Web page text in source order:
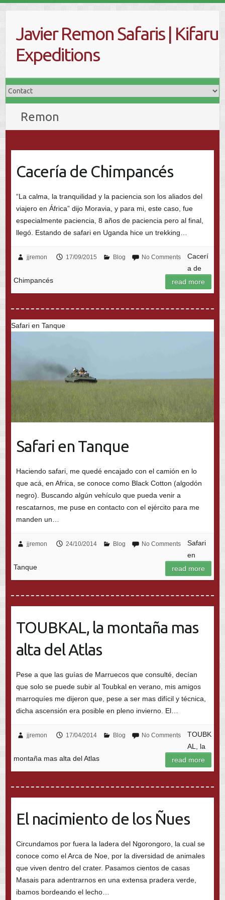
Javier Remon Safaris | Kifaru
Expeditions
Remon
Cacería de Chimpancés
“La calma, la tranquilidad y la paciencia son los aliados del
viajero en África” dijo Moravia, y para mi, este caso, fue
especialmente paciencia, 8 años de paciencia pero al final,
llegó. Estando de safari en Uganda hice un trekking…
jjremon 17/09/2015 Blog No Comments
Cacerí
a de
Chimpancés
read more
Safari en Tanque
Safari en Tanque
Haciendo safari, me quedé encajado con el camión en lo
que acá, en Africa, se conoce como Black Cotton (algodón
negro). Buscando algún vehículo que pueda venir a
rescatarnos, me puse en contacto con el ejército para me
manden un…
jjremon 24/10/2014 Blog No Comments
Safari
en
Tanque
read more
TOUBKAL, la montaña mas
alta del Atlas
Pese a que las guías de Marruecos que consulté, decían
que solo se puede subir al Toubkal en verano, mis amigos
marroquíes me dijeron que, pese a ser mas difícil y técnica,
dicha ascensión era posible en pleno invierno. El…
jjremon 17/04/2014 Blog No Comments
TOUBK
AL, la
montaña mas alta del Atlas
read more
El nacimiento de los Ñues
Circundamos por fuera la ladera del Ngorongoro, la cual se
conoce como el Arca de Noe, por la diversidad de animales
que viven dentro del crater. Pasamos cientos de casas
Masais para adentrarnos en una extensa pradera verde,
ibamos bordeando el lecho…